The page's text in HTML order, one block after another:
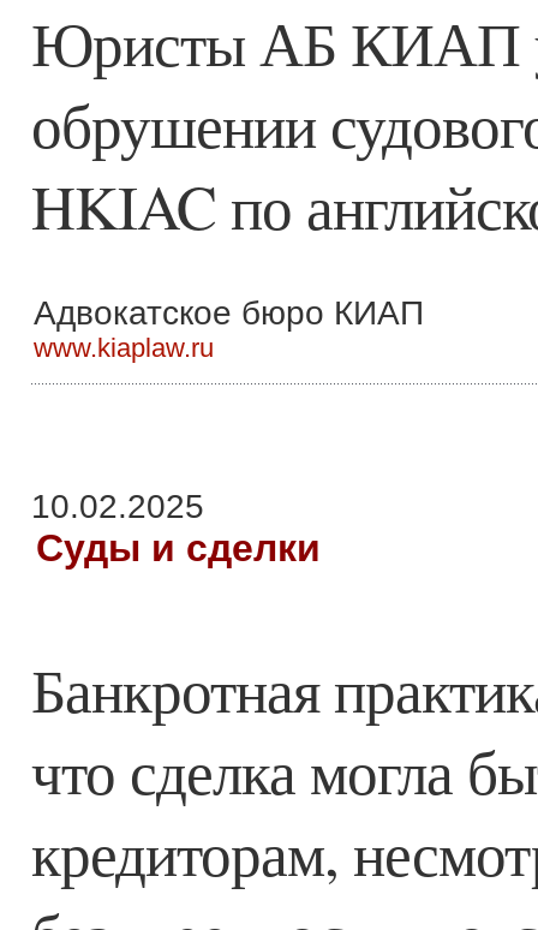
Юристы АБ КИАП
обрушении
HKIAC по
Адвокатское бюро КИАП
www.kiaplaw.ru
10.02.2025
Суды и сделки
Банкротная
что сделка могла
кредиторам,